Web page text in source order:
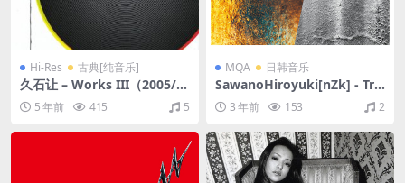
Hi-Res 古典[纯音乐]
久石让 – Works III（2005/F
LAC/分轨/1.11G）(24bit/96
kHz)5 年前 415 5
MQA 日韩音乐
SawanoHiroyuki[nZk] - Tra
nquility / Trollz（2019/FLA
C/EP分轨/114M）(MQA/16b
it/44.1kHz)
3 年前 153 2